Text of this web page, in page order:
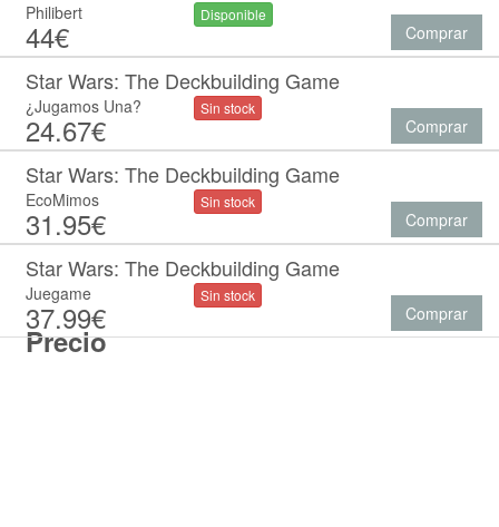
Precio
Philibert
44€
Disponible
Comprar
Star Wars: The Deckbuilding Game
¿Jugamos Una?
24.67€
Sin stock
Comprar
Star Wars: The Deckbuilding Game
EcoMimos
31.95€
Sin stock
Comprar
Star Wars: The Deckbuilding Game
Juegame
37.99€
Sin stock
Comprar